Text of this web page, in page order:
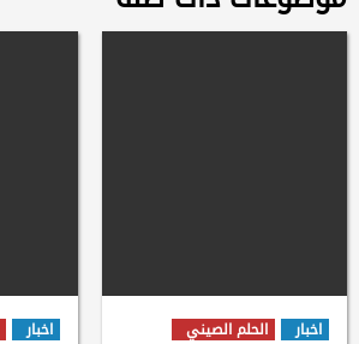
اخبار الحلم الصيني اخبار